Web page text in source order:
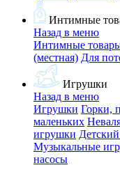
Интимные
Назад в меню
Интимные
(местная) Для
Игрушки
Назад в меню
Игрушки Горки,
маленьких
игрушки
Музыкальные
насосы